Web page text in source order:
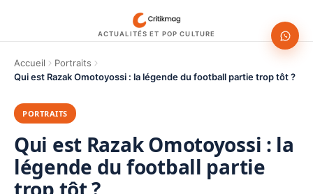
ACTUALITÉS ET POP CULTURE
Accueil
Portraits
Qui est Razak Omotoyossi : la légende du football partie trop tôt ?
PORTRAITS
Qui est Razak Omotoyossi : la
légende du football partie